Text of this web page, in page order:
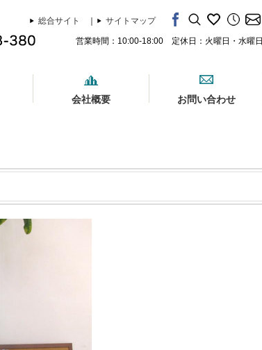
総合サイト
サイトマップ
営業時間：10:00-18:00 定休日：火曜日・水曜日
会社概要 お問い合わせ